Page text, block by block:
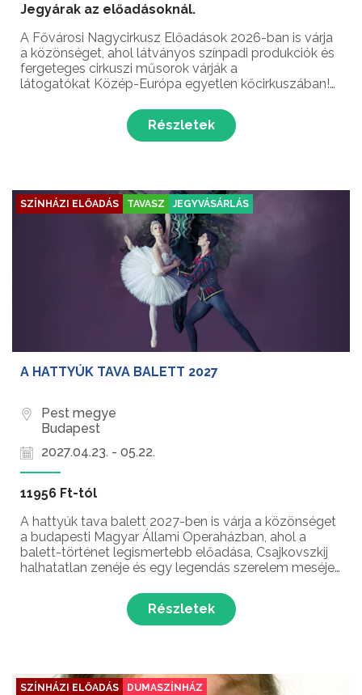
Jegyárak az előadásoknál.
A Fővárosi Nagycirkusz Előadások 2026-ban is várja
a közönséget, ahol látványos színpadi produkciók és
fergeteges cirkuszi műsorok várják a
látogatókat Közép-Európa egyetlen kőcirkuszában!
vár rád Budapesten a Fővárosi Nagycirkusz
Részletek
SZÍNHÁZI ELŐADÁS TAVASZ JEGYVÁSÁRLÁS
A HATTYÚK TAVA BALETT 2027
Pest megye
Budapest
2027.04.23. - 05.22.
11956 Ft-tól
A hattyúk tava balett 2027-ben is várja a közönséget
a budapesti Magyar Állami Operaházban, ahol a
balett-történet legismertebb előadása, Csajkovszkij
halhatatlan zenéje és egy legendás szerelem meséje
Részletek
SZÍNHÁZI ELŐADÁS
DUMASZÍNHÁZ